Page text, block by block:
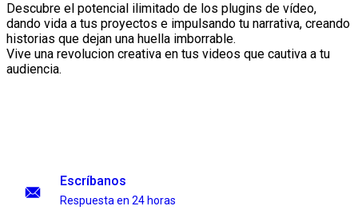
Descubre el potencial ilimitado de los plugins de vídeo,
dando vida a tus proyectos e impulsando tu narrativa, creando
historias que dejan una huella imborrable.
Vive una revolucion creativa en tus videos que cautiva a tu
audiencia.
Escríbanos
Respuesta en 24 horas